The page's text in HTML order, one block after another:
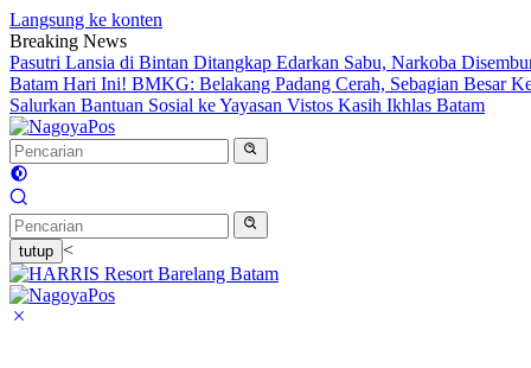
Langsung ke konten
Breaking News
Pasutri Lansia di Bintan Ditangkap Edarkan Sabu, Narkoba
Batam Hari Ini! BMKG: Belakang Padang Cerah, Sebagian Besar
Salurkan Bantuan Sosial ke Yayasan Vistos Kasih Ikhlas Batam
tutup <